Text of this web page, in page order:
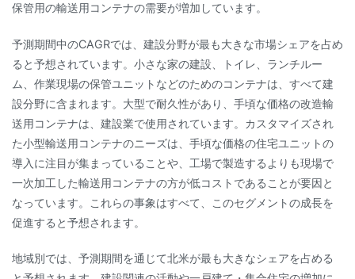
保管用の輸送用コンテナの需要が増加しています。
予測期間中のCAGRでは、建設分野が最も大きな市場シェアを占め
ると予想されています。小さな家の建設、トイレ、ランチルー
ム、作業現場の保管ユニットなどのためのコンテナは、すべて建
設分野に含まれます。大型で耐久性があり、手頃な価格の改造輸
送用コンテナは、建設業で使用されています。カスタマイズされ
た小型輸送用コンテナのニーズは、手頃な価格の住宅ユニットの
導入に注目が集まっていることや、工場で製造するよりも現場で
一次加工した輸送用コンテナの方が低コストであることが要因と
なっています。これらの事象はすべて、このセグメントの成長を
促進すると予想されます。
地域別では、予測期間を通じて北米が最も大きなシェアを占める